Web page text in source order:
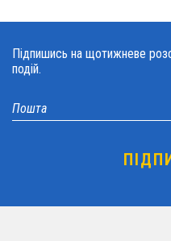
Підпишись на щотижневе
подій.